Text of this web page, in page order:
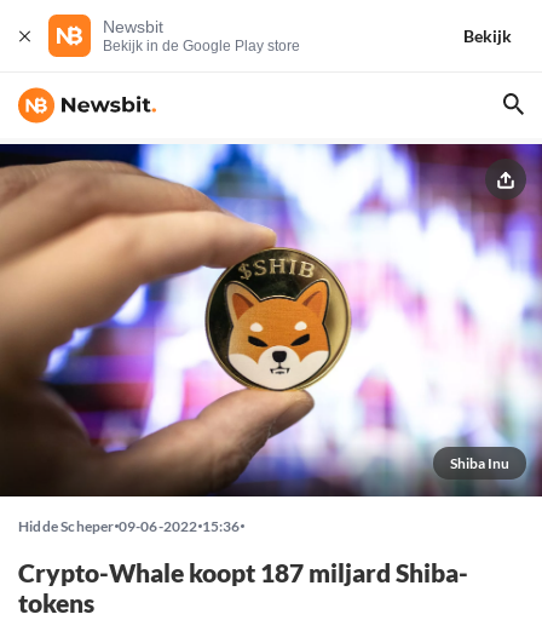
Newsbit
Bekijk in de Google Play store
Bekijk
Shiba Inu
Hidde Scheper 09-06-2022 15:36
Crypto-Whale koopt 187 miljard Shiba-
tokens